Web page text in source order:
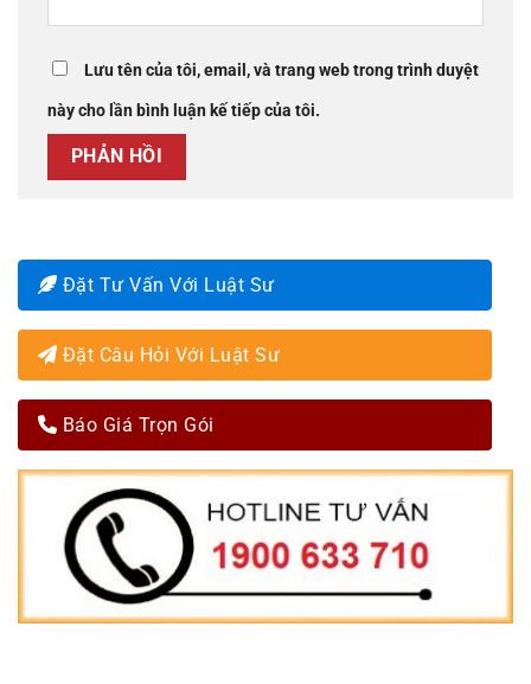
Lưu tên của tôi, email, và trang web trong trình duyệt
này cho lần bình luận kế tiếp của tôi.
Đặt Tư Vấn Với Luật Sư
Đặt Câu Hỏi Với Luật Sư
Báo Giá Trọn Gói